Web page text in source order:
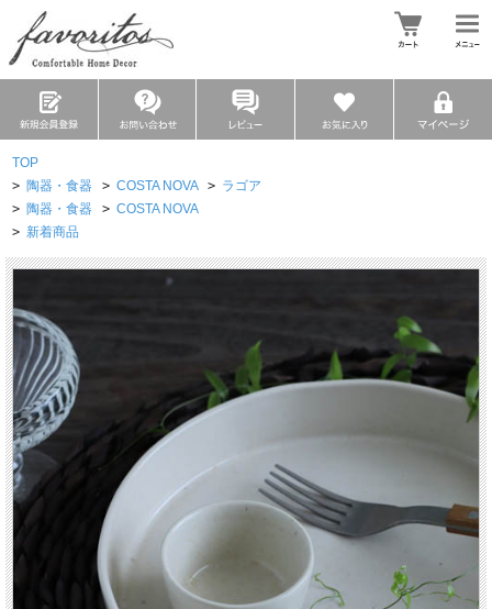
TOP
> 陶器・食器 > COSTA NOVA > ラゴア
> 陶器・食器 > COSTA NOVA
> 新着商品